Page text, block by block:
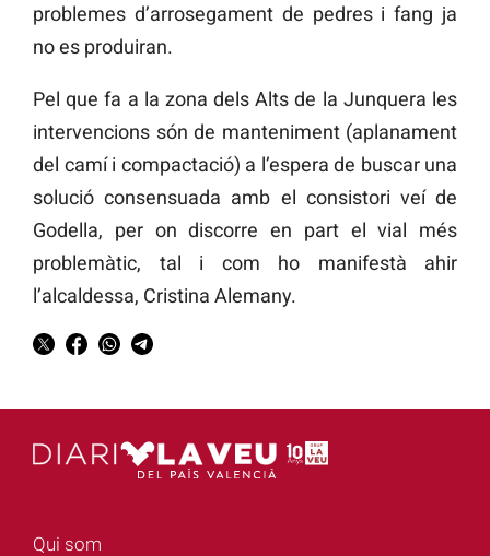
problemes d’arrosegament de pedres i fang ja
no es produiran.
Pel que fa a la zona dels Alts de la Junquera les
intervencions són de manteniment (aplanament
del camí i compactació) a l’espera de buscar una
solució consensuada amb el consistori veí de
Godella, per on discorre en part el vial més
problemàtic, tal i com ho manifestà ahir
l’alcaldessa, Cristina Alemany.
Qui som